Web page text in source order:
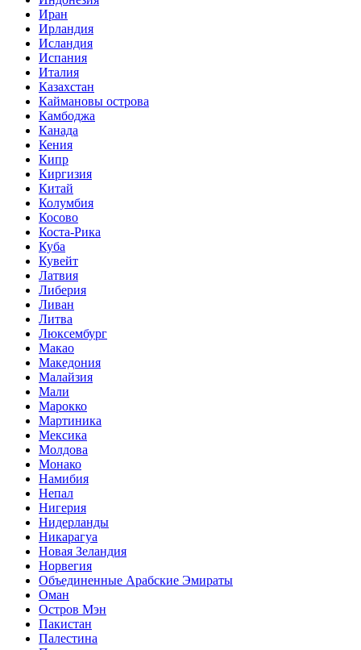
Иран
Ирландия
Исландия
Испания
Италия
Казахстан
Каймановы острова
Камбоджа
Канада
Кения
Кипр
Киргизия
Китай
Колумбия
Косово
Коста-Рика
Куба
Кувейт
Латвия
Либерия
Ливан
Литва
Люксембург
Макао
Македония
Малайзия
Мали
Марокко
Мартиника
Мексика
Молдова
Монако
Намибия
Непал
Нигерия
Нидерланды
Никарагуа
Новая Зеландия
Норвегия
Объединенные Арабские Эмираты
Оман
Остров Мэн
Пакистан
Палестина